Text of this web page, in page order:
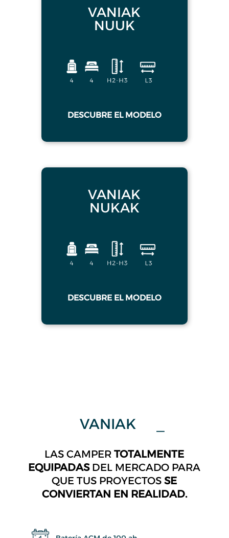
VANIAK
NUUK
DESCUBRE EL MODELO
VANIAK
NUKAK
DESCUBRE EL MODELO
VANIAK Nukak
LAS CAMPER TOTALMENTE
EQUIPADASDEL MERCADO PARA
QUE TUS PROYECTOSSE
CONVIERTAN EN REALIDAD.